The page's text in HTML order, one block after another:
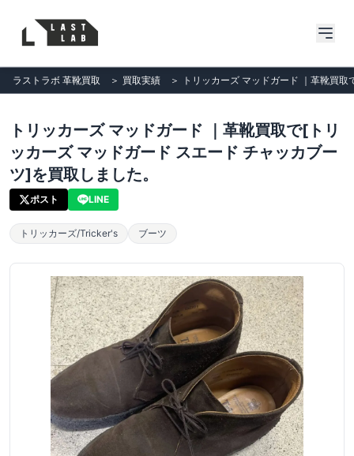
ラストラボ 革靴買取 ＞ 買取実績 ＞ トリッカーズ マッドガード ｜革靴買
トリッカーズ マッドガード ｜革靴買取で[トリ
ッカーズ マッドガード スエード チャッカブー
ツ]を買取しました。
ポスト LINE
トリッカーズ/Tricker's ブーツ